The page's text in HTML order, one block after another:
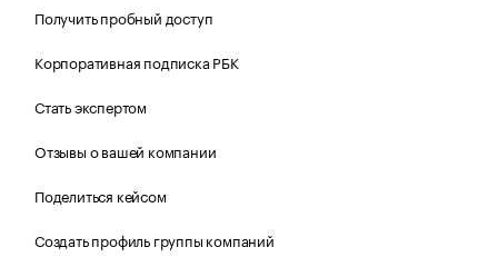
Получить пробный доступ
Корпоративная подписка РБК
Стать экспертом
Отзывы о вашей компании
Поделиться кейсом
Создать профиль группы компаний